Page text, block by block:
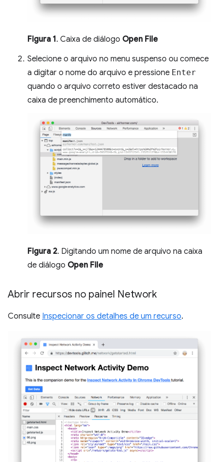
Figura 1. Caixa de diálogo Open File
Selecione o arquivo no menu suspenso ou comece
a digitar o nome do arquivo e pressione Enter
quando o arquivo correto estiver destacado na
caixa de preenchimento automático.
Figura 2. Digitando um nome de arquivo na caixa
de diálogo Open File
Abrir recursos no painel Network
Consulte Inspecionar os detalhes de um recurso.